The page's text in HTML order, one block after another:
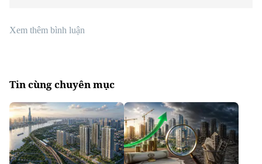
Xem thêm bình luận
Tin cùng chuyên mục